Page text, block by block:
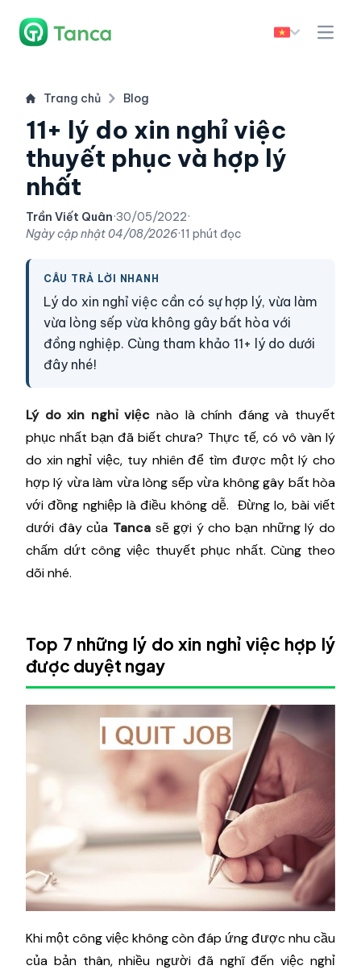
Trang chủ Blog
11+ lý do xin nghỉ việc
thuyết phục và hợp lý
nhất
Trần Viết Quân·30/05/2022·
Ngày cập nhật04/08/2026·11 phút đọc
CÂU TRẢ LỜI NHANH
Lý do xin nghỉ việc cần có sự hợp lý, vừa làm
vừa lòng sếp vừa không gây bất hòa với
đồng nghiệp. Cùng tham khảo 11+ lý do dưới
đây nhé!
Lý do xin nghỉ việc nào là chính đáng và thuyết
phục nhất bạn đã biết chưa? Thực tế, có vô vàn lý
do xin nghỉ việc, tuy nhiên để tìm được một lý cho
hợp lý vừa làm vừa lòng sếp vừa không gây bất hòa
với đồng nghiệp là điều không dễ. Đừng lo, bài viết
dưới đây của Tancasẽ gợi ý cho bạn những lý do
chấm dứt công việc thuyết phục nhất. Cùng theo
dõi nhé.
Top 7 những lý do xin nghỉ việc hợp lý
được duyệt ngay
Khi một công việc không còn đáp ứng được nhu cầu
của bản thân, nhiều người đã nghĩ đến việc nghỉ